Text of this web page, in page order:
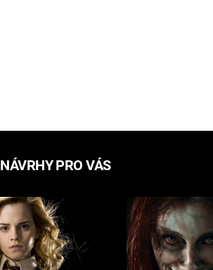
NÁVRHY PRO VÁS